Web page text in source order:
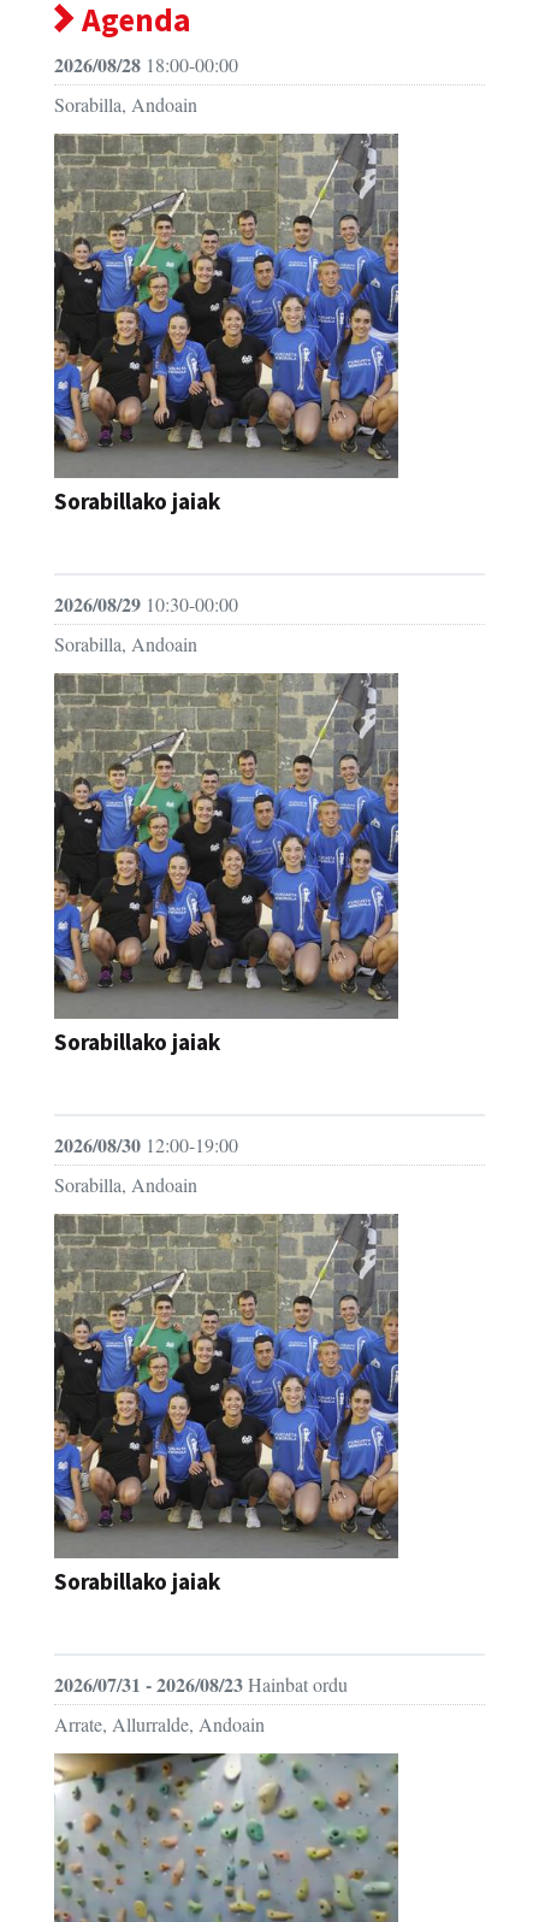
Agenda
2026/08/28 18:00-00:00
Sorabilla, Andoain
Sorabillako jaiak
2026/08/29 10:30-00:00
Sorabilla, Andoain
Sorabillako jaiak
2026/08/30 12:00-19:00
Sorabilla, Andoain
Sorabillako jaiak
2026/07/31 - 2026/08/23Hainbat ordu
Arrate, Allurralde, Andoain